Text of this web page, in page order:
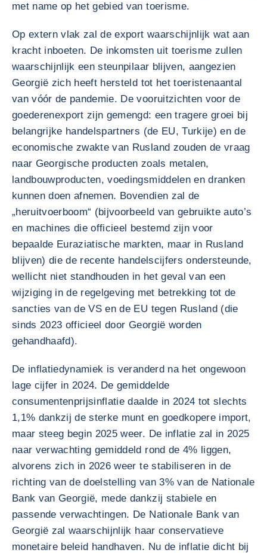
met name op het gebied van toerisme.
Op extern vlak zal de export waarschijnlijk wat aan
kracht inboeten. De inkomsten uit toerisme zullen
waarschijnlijk een steunpilaar blijven, aangezien
Georgië zich heeft hersteld tot het toeristenaantal
van vóór de pandemie. De vooruitzichten voor de
goederenexport zijn gemengd: een tragere groei bij
belangrijke handelspartners (de EU, Turkije) en de
economische zwakte van Rusland zouden de vraag
naar Georgische producten zoals metalen,
landbouwproducten, voedingsmiddelen en dranken
kunnen doen afnemen. Bovendien zal de
„heruitvoerboom“ (bijvoorbeeld van gebruikte auto’s
en machines die officieel bestemd zijn voor
bepaalde Euraziatische markten, maar in Rusland
blijven) die de recente handelscijfers ondersteunde,
wellicht niet standhouden in het geval van een
wijziging in de regelgeving met betrekking tot de
sancties van de VS en de EU tegen Rusland (die
sinds 2023 officieel door Georgië worden
gehandhaafd).
De inflatiedynamiek is veranderd na het ongewoon
lage cijfer in 2024. De gemiddelde
consumentenprijsinflatie daalde in 2024 tot slechts
1,1% dankzij de sterke munt en goedkopere import,
maar steeg begin 2025 weer. De inflatie zal in 2025
naar verwachting gemiddeld rond de 4% liggen,
alvorens zich in 2026 weer te stabiliseren in de
richting van de doelstelling van 3% van de Nationale
Bank van Georgië, mede dankzij stabiele en
passende verwachtingen. De Nationale Bank van
Georgië zal waarschijnlijk haar conservatieve
monetaire beleid handhaven. Nu de inflatie dicht bij